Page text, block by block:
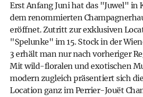
Erst Anfang Juni hat das "Juwel" in
dem renommierten
eröffnet. Zutritt zur exklusiven
"Spelunke" im 15. Stock in der
3 erhält man nur nach vorheriger
Mit wild-floralen und exotischen
modern zugleich präsentiert sich
Location ganz im Perrier-Jouët